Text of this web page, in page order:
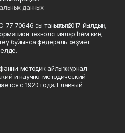
данных
таныҡлыҡ 2017 йылдың
технологиялар һәм киң
буйынса федераль хеҙмәт
методик айлыҡ журнал
и научно-методический
с 1920 года. Главный